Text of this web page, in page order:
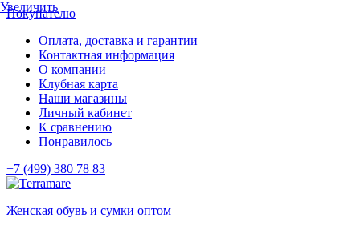
Покупателю
Оплата, доставка и гарантии
Контактная информация
О компании
Клубная карта
Наши магазины
Личный кабинет
К сравнению
Понравилось
+7 (499) 380 78 83
Женская обувь и сумки оптом
Увеличить